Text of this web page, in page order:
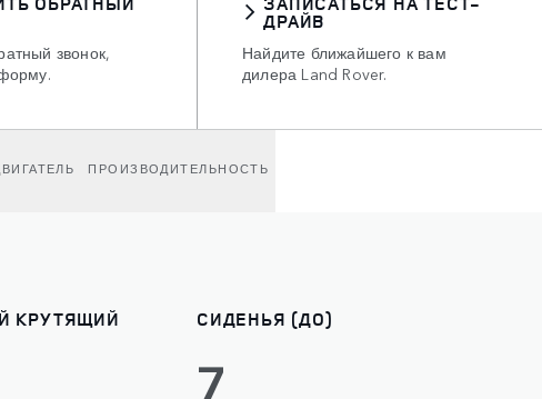
звонок,
ДРАЙВ
Найдите ближайшего к вам
дилера Land Rover.
ПРОИЗВОДИТЕЛЬНОСТЬ
КРУТЯЩИЙ СИДЕНЬЯ (ДО)
7